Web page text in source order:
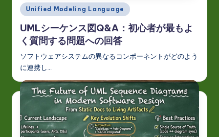
Posted
Unified Modeling Language
UMLシーケンス図Q&A：初心者が最もよ
く質問する問題への回答
ソフトウェアシステムの異なるコンポーネントがどのよう
に連携し…